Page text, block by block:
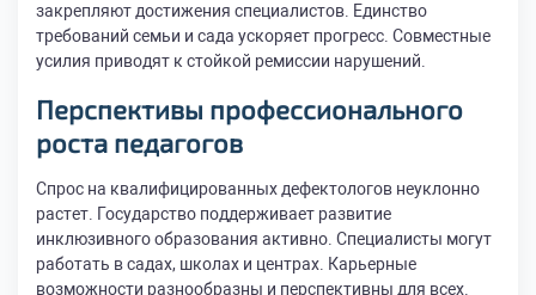
закрепляют достижения специалистов. Единство
требований семьи и сада ускоряет прогресс. Совместные
усилия приводят к стойкой ремиссии нарушений.
Перспективы профессионального
роста педагогов
Спрос на квалифицированных дефектологов неуклонно
растет. Государство поддерживает развитие
инклюзивного образования активно. Специалисты могут
работать в садах, школах и центрах. Карьерные
возможности разнообразны и перспективны для всех.